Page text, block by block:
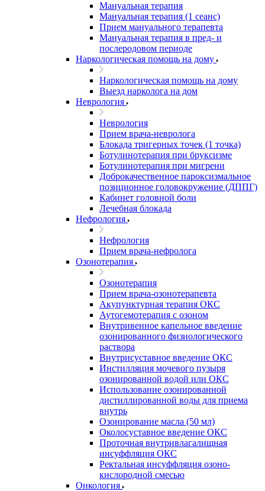
Мануальная терапия
Мануальная терапия (1 сеанс)
Прием мануального терапевта
Мануальная терапия в пред- и
послеродовом периоде
Наркологическая помощь на дому
Наркологическая помощь на дому
Выезд нарколога на дом
Неврология
Неврология
Прием врача-невролога
Блокада тригерных точек (1 точка)
Ботулинотерапия при бруксизме
Ботулинотерапия при мигрени
Доброкачественное пароксизмальное
позиционное головокружение (ДППГ)
Кабинет головной боли
Лечебная блокада
Нефрология
Нефрология
Прием врача-нефролога
Озонотерапия
Озонотерапия
Прием врача-озонотерапевта
Акупунктурная терапия ОКС
Аутогемотерапия с озоном
Внутривенное капельное введение
озонированного физиологического
раствора
Внутрисуставное введение ОКС
Инстилляция мочевого пузыря
озонированной водой или ОКС
Использование озонированной
дистиллированной воды для приема
внутрь
Озонирование масла (50 мл)
Околосуставное введение ОКС
Проточная внутривлагалищная
инсуффляция ОКС
Ректальная инсуффляция озоно-
кислородной смесью
Онкология